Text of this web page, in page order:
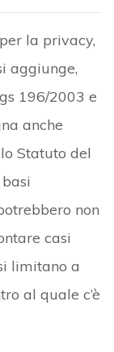
la privacy,
aggiunge,
196/2003 e
anche
Statuto del
non
casi
limitano a
al quale c’è